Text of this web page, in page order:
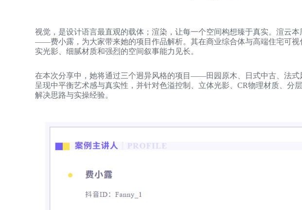
视觉，是设计语言最直观的载体；渲染，让每一个空间构想臻于真实。渲云
——费小露，为大家带来她的项目作品解析。其在商业综合体与高端住宅可视
实光影、细腻材质和强烈的空间叙事能力见长。
在本次分享中，她将通过三个迥异风格的项目——田园原木、日式中古、法式
呈现中平衡艺术感与真实性，并针对色溢控制、立体光影、CR物理材质、分
解决思路与实操经验。